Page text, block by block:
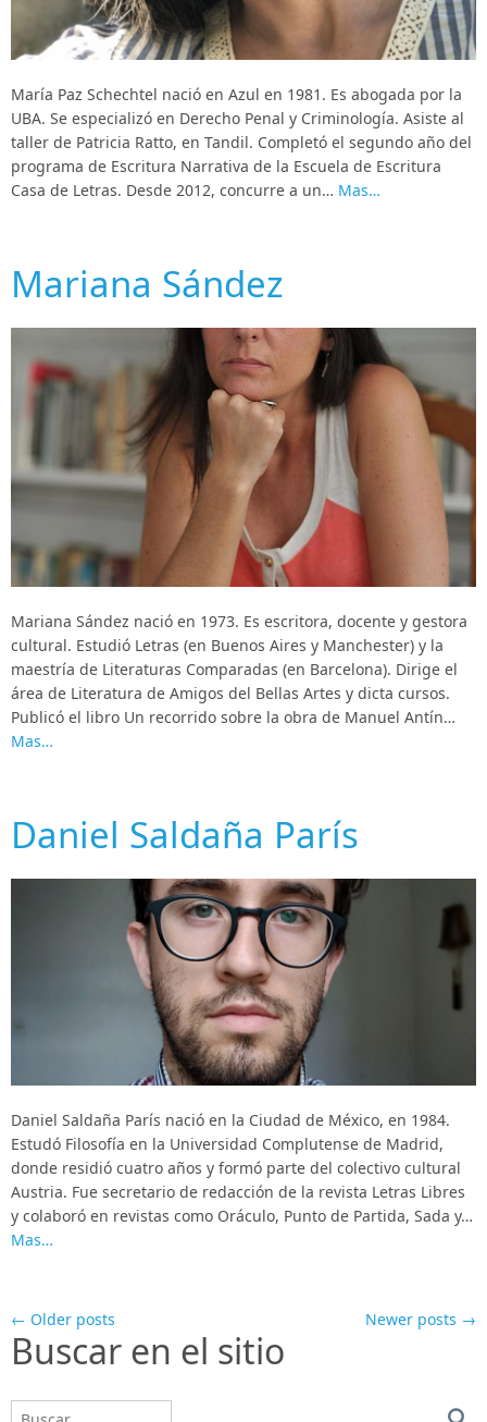
María Paz Schechtel nació en Azul en 1981. Es abogada por la
UBA. Se especializó en Derecho Penal y Criminología. Asiste al
taller de Patricia Ratto, en Tandil. Completó el segundo año del
programa de Escritura Narrativa de la Escuela de Escritura
Casa de Letras. Desde 2012, concurre a un… Mas…
Mariana Sández
Mariana Sández nació en 1973. Es escritora, docente y gestora
cultural. Estudió Letras (en Buenos Aires y Manchester) y la
maestría de Literaturas Comparadas (en Barcelona). Dirige el
área de Literatura de Amigos del Bellas Artes y dicta cursos.
Publicó el libro Un recorrido sobre la obra de Manuel Antín…
Mas…
Daniel Saldaña París
Daniel Saldaña París nació en la Ciudad de México, en 1984.
Estudó Filosofía en la Universidad Complutense de Madrid,
donde residió cuatro años y formó parte del colectivo cultural
Austria. Fue secretario de redacción de la revista Letras Libres
y colaboró en revistas como Oráculo, Punto de Partida, Sada y…
Mas…
← Older posts Newer posts →
Buscar en el sitio